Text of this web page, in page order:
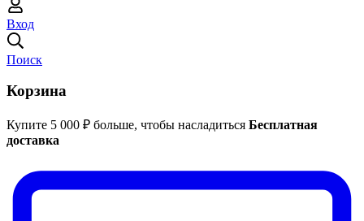
Вход
Поиск
Корзина
Купите 5 000 ₽ больше, чтобы насладиться Бесплатная
доставка